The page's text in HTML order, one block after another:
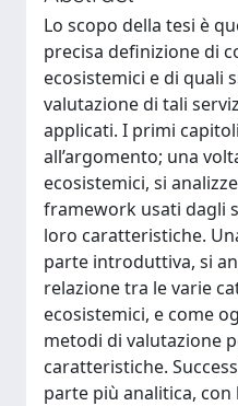
Lo scopo della tesi è
precisa definizione di
ecosistemici e di quali
valutazione di tali
applicati. I primi
all’argomento; una
ecosistemici, si
framework usati dagli
loro caratteristiche.
parte introduttiva, si
relazione tra le varie
ecosistemici, e come
metodi di valutazione
caratteristiche.
parte più analitica, con